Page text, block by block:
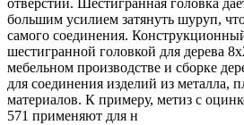
отверстий. Шестигранная головка
большим усилием затянуть шуруп,
самого соединения.
шестигранной головкой для дерева
мебельном производстве и сборке
для соединения изделий из металла,
материалов. К примеру, метиз с
571 применяют для н